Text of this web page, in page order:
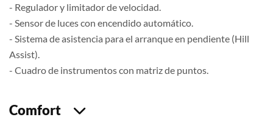
- Regulador y limitador de velocidad.
- Sensor de luces con encendido automático.
- Sistema de asistencia para el arranque en pendiente (Hill
Assist).
- Cuadro de instrumentos con matriz de puntos.
Comfort